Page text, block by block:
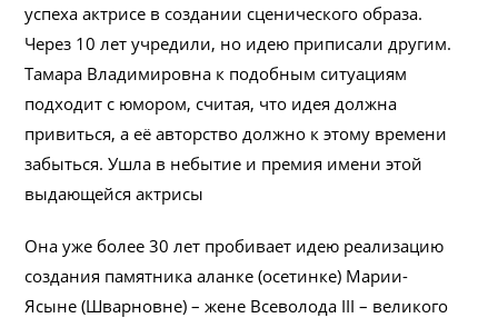
успеха актрисе в создании сценического образа.
Через 10 лет учредили, но идею приписали другим.
Тамара Владимировна к подобным ситуациям
подходит с юмором, считая, что идея должна
привиться, а её авторство должно к этому времени
забыться. Ушла в небытие и премия имени этой
выдающейся актрисы
Она уже более 30 лет пробивает идею реализацию
создания памятника аланке (осетинке) Марии-
Ясыне (Шварновне) – жене Всеволода III – великого